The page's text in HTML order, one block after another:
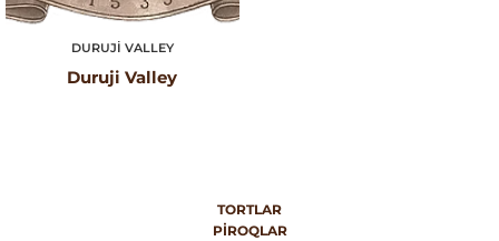
DURUJI VALLEY
Duruji Valley
TORTLAR
PIROQLAR